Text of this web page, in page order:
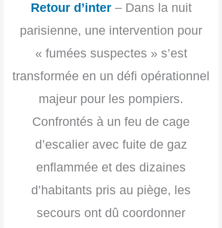
Retour d’inter– Dans la nuit
parisienne, une intervention pour
« fumées suspectes » s’est
transformée en un défi opérationnel
majeur pour les pompiers.
Confrontés à un feu de cage
d’escalier avec fuite de gaz
enflammée et des dizaines
d’habitants pris au piège, les
secours ont dû coordonner